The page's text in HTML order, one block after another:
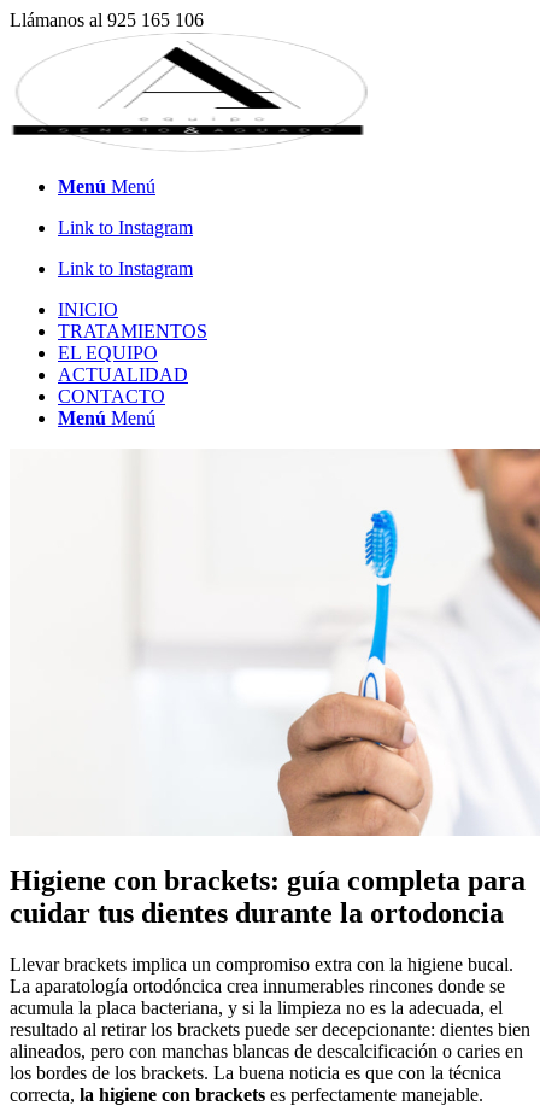
Llámanos al 925 165 106
Menú Menú
Link to Instagram
Link to Instagram
INICIO
TRATAMIENTOS
EL EQUIPO
ACTUALIDAD
CONTACTO
Menú Menú
Higiene con brackets: guía completa para
cuidar tus dientes durante la ortodoncia
Llevar brackets implica un compromiso extra con la higiene bucal.
La aparatología ortodóncica crea innumerables rincones donde se
acumula la placa bacteriana, y si la limpieza no es la adecuada, el
resultado al retirar los brackets puede ser decepcionante: dientes bien
alineados, pero con manchas blancas de descalcificación o caries en
los bordes de los brackets. La buena noticia es que con la técnica
correcta, la higiene con brackets es perfectamente manejable.